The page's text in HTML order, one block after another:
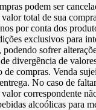
podem ser
total de sua
por conta dos
exclusivos para
sofrer
divergência de
compras. Venda
No caso de
correspondente
alcoólicas para